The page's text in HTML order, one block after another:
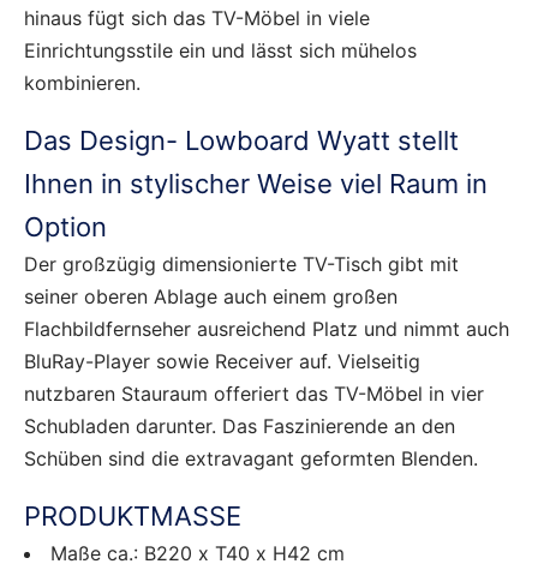
hinaus fügt sich das TV-Möbel in viele
Einrichtungsstile ein und lässt sich mühelos
kombinieren.
Das Design- Lowboard Wyatt stellt
Ihnen in stylischer Weise viel Raum in
Option
Der großzügig dimensionierte TV-Tisch gibt mit
seiner oberen Ablage auch einem großen
Flachbildfernseher ausreichend Platz und nimmt auch
BluRay-Player sowie Receiver auf. Vielseitig
nutzbaren Stauraum offeriert das TV-Möbel in vier
Schubladen darunter. Das Faszinierende an den
Schüben sind die extravagant geformten Blenden.
PRODUKTMASSE
Maße ca.: B220 x T40 x H42 cm